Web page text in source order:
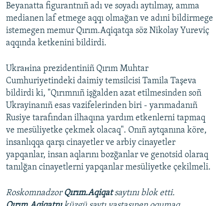
Beyanatta figurantnıñ adı ve soyadı aytılmay, amma
medianen laf etmege aqqı olmağan ve adıni bildirmege
istemegen memur Qırım.Aqiqatqa söz Nikolay Yureviç
aqqında ketkenini bildirdi.
Ukraнina prezidentiniñ Qırım Muhtar
Cumhuriyetindeki daimiy temsilcisi Tamila Taşeva
bildirdi ki, "Qırımnıñ işğalden azat etilmesinden soñ
Ukrayinanıñ esas vazifelerinden biri - yarımadanıñ
Rusiye tarafından ilhaqına yardım etkenlerni tapmaq
ve mesüliyetke çekmek olacaq". Onıñ aytqanına köre,
insanlıqqa qarşı cinayetler ve arbiy cinayetler
yapqanlar, insan aqlarını bozğanlar ve genotsid olaraq
tanılğan cinayetlerni yapqanlar mesüliyetke çekilmeli.
Roskomnadzor Qırım.Aqiqatsaytını blok etti.